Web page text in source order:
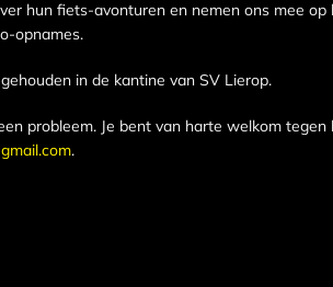
hun fiets-avonturen en nemen ons mee op
opnames.
in de kantine van SV Lierop.
probleem. Je bent van harte welkom tegen
.